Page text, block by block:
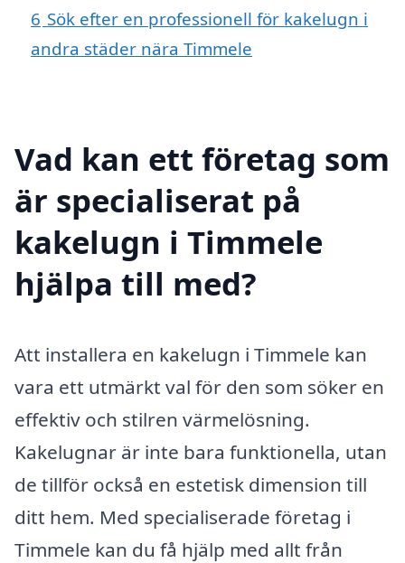
6 Sök efter en professionell för kakelugn i
andra städer nära Timmele
Vad kan ett företag som
är specialiserat på
kakelugn i Timmele
hjälpa till med?
Att installera en kakelugn i Timmele kan
vara ett utmärkt val för den som söker en
effektiv och stilren värmelösning.
Kakelugnar är inte bara funktionella, utan
de tillför också en estetisk dimension till
ditt hem. Med specialiserade företag i
Timmele kan du få hjälp med allt från